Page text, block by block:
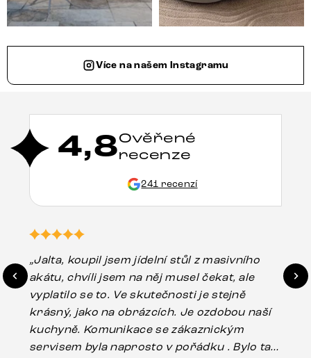
Více na našem Instagramu
4,8Ověřené
recenze
241 recenzí
„Jalta, koupil jsem jídelní stůl z masivního
akátu, chvíli jsem na něj musel čekat, ale
vyplatilo se to. Ve skutečnosti je stejně
krásný, jako na obrázcích. Je ozdobou naší
kuchyně. Komunikace se zákaznickým
servisem byla naprosto v pořádku . Bylo tam